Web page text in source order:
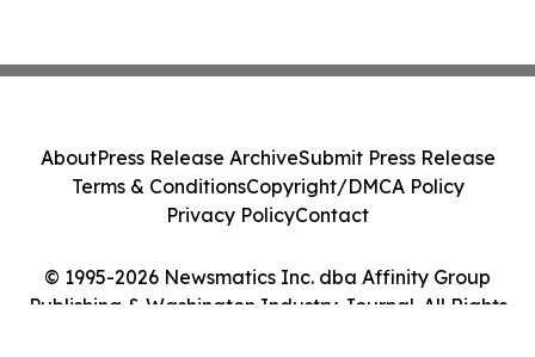
© 1995-2026 Newsmatics Inc. dba Affinity Group
Publishing & Washington Industry Journal. All Rights
AboutPress Release ArchiveSubmit Press Release
Terms & ConditionsCopyright/DMCA Policy
Privacy PolicyContact